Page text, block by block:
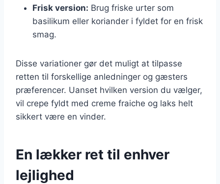
Frisk version: Brug friske urter som
basilikum eller koriander i fyldet for en frisk
smag.
Disse variationer gør det muligt at tilpasse
retten til forskellige anledninger og gæsters
præferencer. Uanset hvilken version du vælger,
vil crepe fyldt med creme fraiche og laks helt
sikkert være en vinder.
En lækker ret til enhver
lejlighed